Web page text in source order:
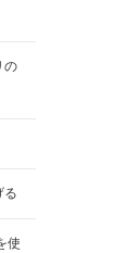
の
る
使